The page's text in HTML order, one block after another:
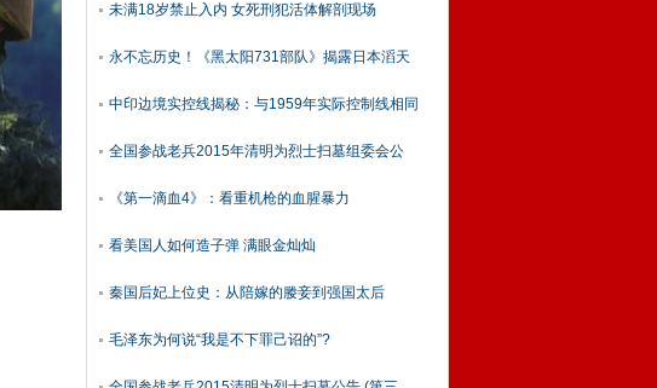
未满18岁禁止入内 女死刑犯活体解剖现场
永不忘历史！《黑太阳731部队》揭露日本滔天
中印边境实控线揭秘：与1959年实际控制线相同
全国参战老兵2015年清明为烈士扫墓组委会公
《第一滴血4》：看重机枪的血腥暴力
看美国人如何造子弹 满眼金灿灿
秦国后妃上位史：从陪嫁的媵妾到强国太后
毛泽东为何说“我是不下罪己诏的”?